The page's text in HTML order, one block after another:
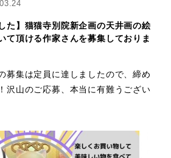
た】猫猫寺別院新企画の天井画の絵
て頂ける作家さんを募集しておりま
募集は定員に達しましたので、締め
沢山のご応募、本当に有難うござい